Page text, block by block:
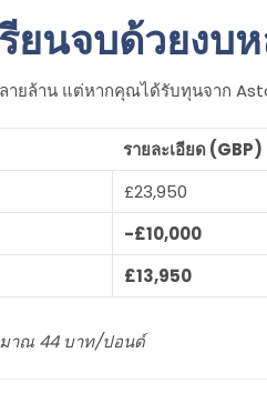
ยนจบด้วยงบ
ายล้าน แต่หากคุณได้รับทุนจาก
รายละเอียด (GBP)
£23,950
-£10,000
£13,950
มาณ 44 บาท/ปอนด์